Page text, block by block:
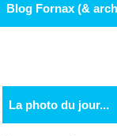
Blog Fornax (&
La photo du jour...